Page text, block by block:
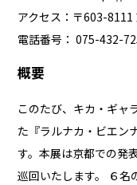
アクセス：〒603-
電話番号： 075-432-
概要
このたび、キカ・ギャ
た『ラルナカ・ビエン
す。本展は京都での発
巡回いたします。 ６名